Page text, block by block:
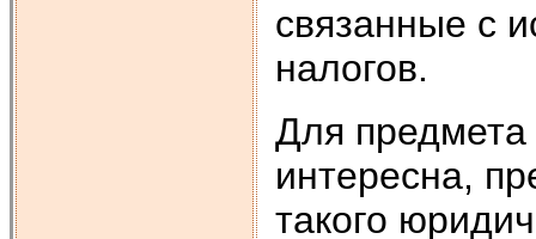
связанные с
налогов.
Для предмета
интересна,
такого